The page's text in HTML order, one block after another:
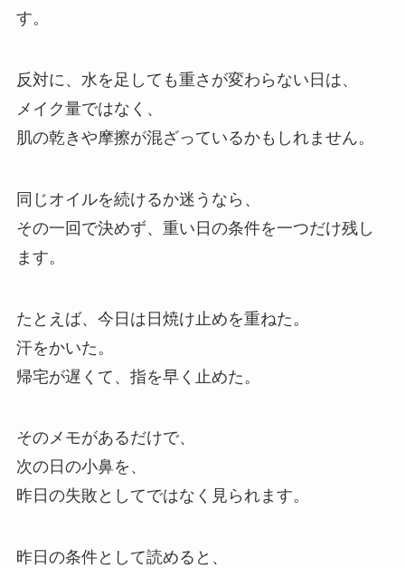
す。
反対に、水を足しても重さが変わらない日は、
メイク量ではなく、
肌の乾きや摩擦が混ざっているかもしれません。
同じオイルを続けるか迷うなら、
その一回で決めず、重い日の条件を一つだけ残し
ます。
たとえば、今日は日焼け止めを重ねた。
汗をかいた。
帰宅が遅くて、指を早く止めた。
そのメモがあるだけで、
次の日の小鼻を、
昨日の失敗としてではなく見られます。
昨日の条件として読めると、